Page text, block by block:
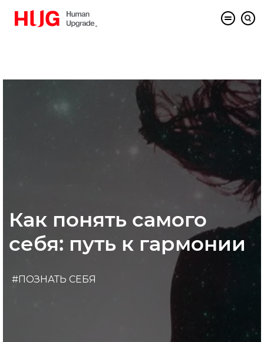
Как понять самого
себя: путь к гармонии
#ПОЗНАТЬ СЕБЯ